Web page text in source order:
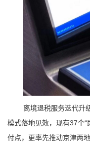
离境退税服务迭代升
模式落地见效，现有37个
付点，更率先推动京津两